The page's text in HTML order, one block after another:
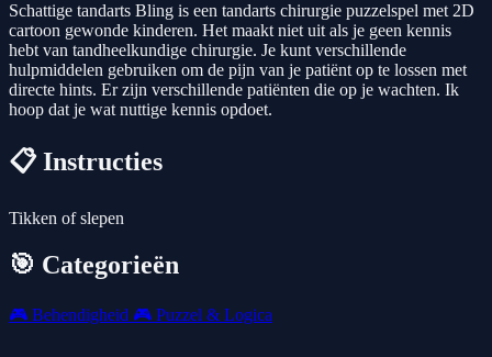
Schattige tandarts Bling is een tandarts chirurgie puzzelspel met 2D
cartoon gewonde kinderen. Het maakt niet uit als je geen kennis
hebt van tandheelkundige chirurgie. Je kunt verschillende
hulpmiddelen gebruiken om de pijn van je patiënt op te lossen met
directe hints. Er zijn verschillende patiënten die op je wachten. Ik
hoop dat je wat nuttige kennis opdoet.
📋 Instructies
Tikken of slepen
🎯 Categorieën
🎮 Behendigheid 🎮 Puzzel & Logica